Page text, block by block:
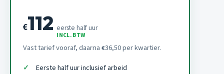
€112 eerste half uur
INCL. BTW
Vast tarief vooraf, daarna €36,50 per kwartier.
Eerste half uur inclusief arbeid